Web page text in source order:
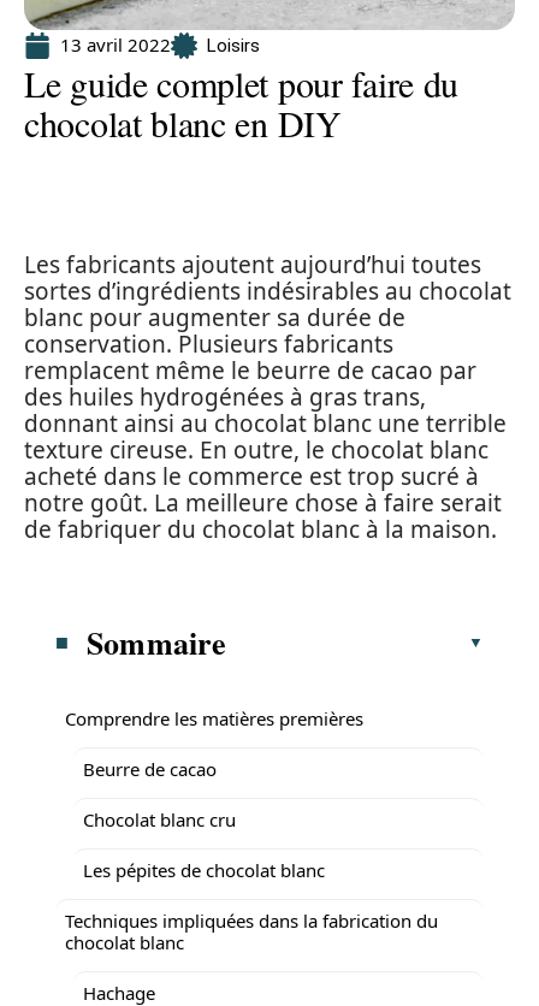
13 avril 2022 Loisirs
Le guide complet pour faire du
chocolat blanc en DIY
Les fabricants ajoutent aujourd’hui toutes
sortes d’ingrédients indésirables au chocolat
blanc pour augmenter sa durée de
conservation. Plusieurs fabricants
remplacent même le beurre de cacao par
des huiles hydrogénées à gras trans,
donnant ainsi au chocolat blanc une terrible
texture cireuse. En outre, le chocolat blanc
acheté dans le commerce est trop sucré à
notre goût. La meilleure chose à faire serait
de fabriquer du chocolat blanc à la maison.
Sommaire
Comprendre les matières premières
Beurre de cacao
Chocolat blanc cru
Les pépites de chocolat blanc
Techniques impliquées dans la fabrication du
chocolat blanc
Hachage